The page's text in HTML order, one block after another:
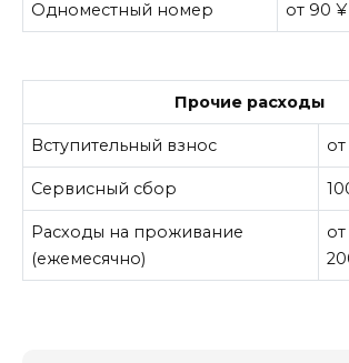
Одноместный номер от 90
Прочие расходы
Вступительный взнос
Сервисный сбор
Расходы на проживание
(ежемесячно)